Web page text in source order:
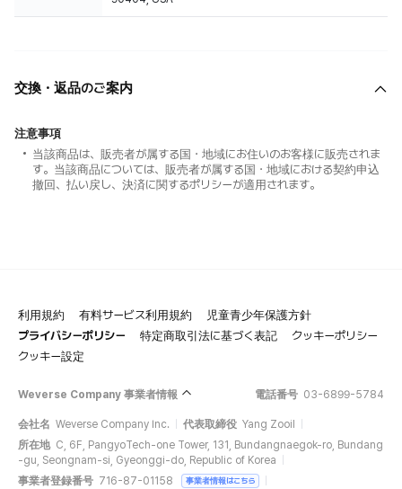
交換・返品のご案内
注意事項
当該商品は、販売者が属する国・地域にお住いのお客様に販売されま
す。当該商品については、販売者が属する国・地域における契約申込
撤回、払い戻し、決済に関するポリシーが適用されます。
利用規約 有料サービス利用規約
児童青少年保護方針
プライバシーポリシー
特定商取引法に基づく表記
クッキーポリシー
クッキー設定
Weverse Company 事業者情報 電話番号 03-6899-5784
会社名 Weverse Company Inc. 代表取締役 Yang Zooil
所在地 C, 6F, PangyoTech-one Tower, 131, Bundangnaegok-ro, Bundang
-gu, Seongnam-si, Gyeonggi-do, Republic of Korea
事業者登録番号 716-87-01158 事業者情報はこちら